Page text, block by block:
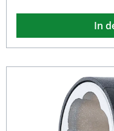
Gewinden. Gefertigt
Stahl bietet der
Belastbarkeit im
und sicheres Lösen
beschädigte Bolzen und Muttern
Schneiden für optimalen
strapazierfähigem
Präziser 21 mm
Anwendung Lieferumfang: 1x BGS Spiral-Profil-
Steckschlüssel-
In